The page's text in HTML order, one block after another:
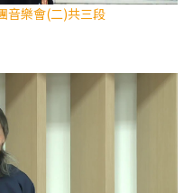
音樂會(二)共三段